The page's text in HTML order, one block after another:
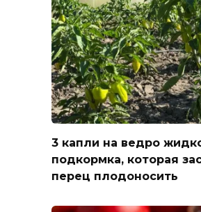
3 капли на ведро
подкормка, которая
перец плодоносить